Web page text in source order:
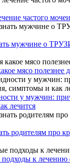
частого
мужчине о
мясо полезнее
у мужчин:
лечится
родителям про
к лечению